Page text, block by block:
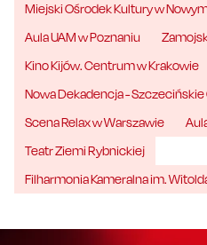
Miejski Ośrodek Kultury w
Aula UAM w Poznaniu
Kino Kijów. Centrum w Krakowie
Nowa Dekadencja -
Scena Relax w Warszawie
Teatr Ziemi Rybnickiej
Filharmonia Kameralna im.